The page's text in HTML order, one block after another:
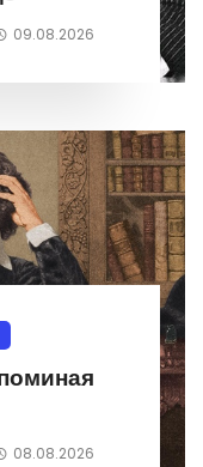
09.08.2026
08.08.2026